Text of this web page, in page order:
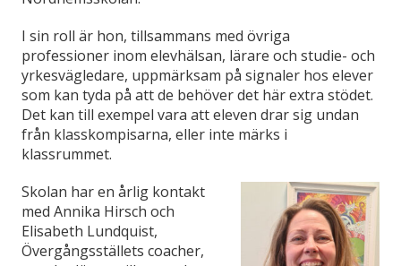
I sin roll är hon, tillsammans med övriga
professioner inom elevhälsan, lärare och studie- och
yrkesvägledare, uppmärksam på signaler hos elever
som kan tyda på att de behöver det här extra stödet.
Det kan till exempel vara att eleven drar sig undan
från klasskompisarna, eller inte märks i
klassrummet.
Skolan har en årlig kontakt
med Annika Hirsch och
Elisabeth Lundquist,
Övergångsställets coacher,